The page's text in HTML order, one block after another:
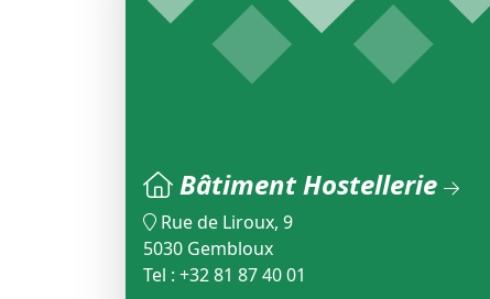
Bâtiment Hostellerie
Rue de Liroux, 9
5030 Gembloux
Tel : +32 81 87 40 01